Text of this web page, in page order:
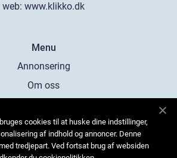
web: www.klikko.dk
Menu
Annonsering
Om oss
Kontakta oss
Sitemap
cookies til at huske dine indstillinger,
af indhold og annoncer. Denne
tredjepart. Ved fortsat brug af websiden